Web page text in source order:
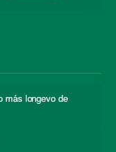
más longevo de